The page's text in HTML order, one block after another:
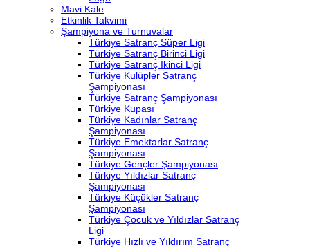
Mavi Kale
Etkinlik Takvimi
Şampiyona ve Turnuvalar
Türkiye Satranç Süper Ligi
Türkiye Satranç Birinci Ligi
Türkiye Satranç İkinci Ligi
Türkiye Kulüpler Satranç
Şampiyonası
Türkiye Satranç Şampiyonası
Türkiye Kupası
Türkiye Kadınlar Satranç
Şampiyonası
Türkiye Emektarlar Satranç
Şampiyonası
Türkiye Gençler Şampiyonası
Türkiye Yıldızlar Satranç
Şampiyonası
Türkiye Küçükler Satranç
Şampiyonası
Türkiye Çocuk ve Yıldızlar Satranç
Ligi
Türkiye Hızlı ve Yıldırım Satranç